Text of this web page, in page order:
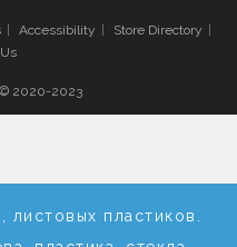
пластиков.
Accessibility
Store Directory
© 2020-2023